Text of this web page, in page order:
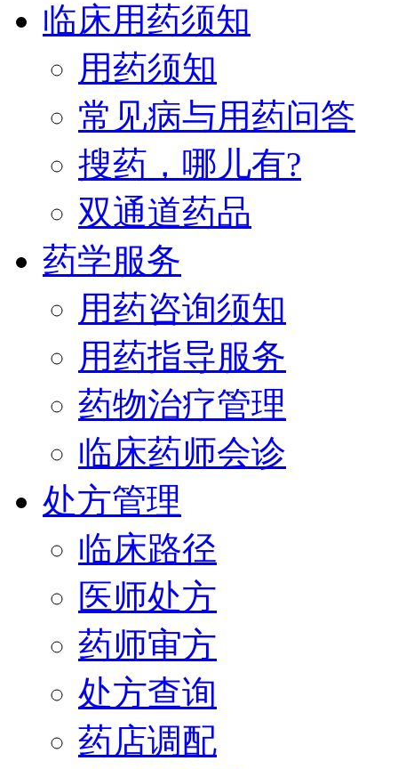
临床用药须知
用药须知
常见病与用药问答
搜药，哪儿有?
双通道药品
药学服务
用药咨询须知
用药指导服务
药物治疗管理
临床药师会诊
处方管理
临床路径
医师处方
药师审方
处方查询
药店调配